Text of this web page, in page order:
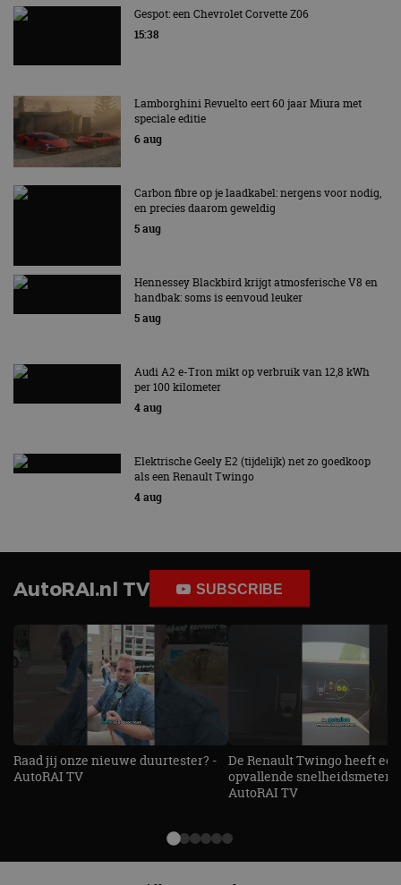
Gespot: een Chevrolet Corvette Z06
15:38
Lamborghini Revuelto eert 60 jaar Miura met
speciale editie
6 aug
Carbon fibre op je laadkabel: nergens voor nodig,
en precies daarom geweldig
5 aug
Hennessey Blackbird krijgt atmosferische V8 en
handbak: soms is eenvoud leuker
5 aug
Audi A2 e-Tron mikt op verbruik van 12,8 kWh
per 100 kilometer
4 aug
Elektrische Geely E2 (tijdelijk) net zo goedkoop
als een Renault Twingo
4 aug
AutoRAI.nl TV SUBSCRIBE
Raad jij onze nieuwe duurtester? -
AutoRAI TV
De Renault Twingo heeft een
opvallende snelheidsmeter! -
AutoRAI TV